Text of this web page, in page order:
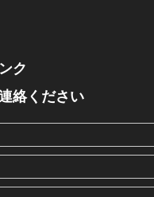
ク
絡ください